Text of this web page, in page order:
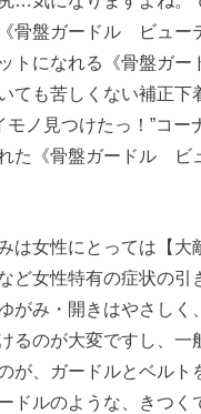
骨盤ガードル ビュー
トになれる《骨盤ガ
ても苦しくない補正
ノ見つけたっ！”コー
た《骨盤ガードル ビ
は女性にとっては【
ど女性特有の症状の
がみ・開きはやさし
るのが大変ですし、
が、ガードルとベル
ドルのような、きつ